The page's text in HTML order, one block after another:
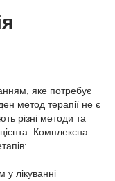
яке потребує
метод терапії не є
різні методи та
Комплексна
лікуванні